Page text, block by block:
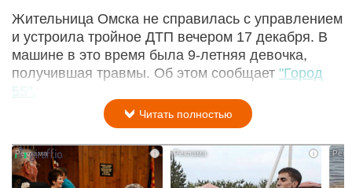
Жительница Омска не справилась с управлением
и устроила тройное ДТП вечером 17 декабря. В
машине в это время была 9-летняя девочка,
получившая травмы. Об этом сообщает "Город
55".
Читать полностью
i